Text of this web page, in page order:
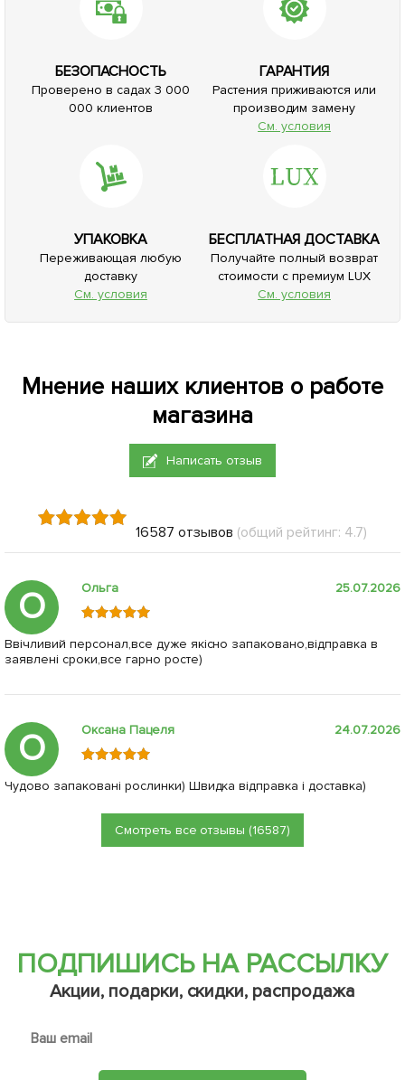
БЕЗОПАСНОСТЬ
Проверено в садах 3 000
000 клиентов
ГАРАНТИЯ
Растения приживаются или
производим замену
См. условия
УПАКОВКА
Переживающая любую
доставку
См. условия
БЕСПЛАТНАЯ ДОСТАВКА
Получайте полный возврат
стоимости с премиум LUX
См. условия
Мнение наших клиентов о работе
магазина
Написать отзыв
16587 отзывов (общий рейтинг: 4.7)
О Ольга 25.07.2026
Ввічливий персонал,все дуже якісно запаковано,відправка в
заявлені сроки,все гарно росте)
О Оксана Пацеля 24.07.2026
Чудово запаковані рослинки) Швидка відправка і доставка)
Смотреть все отзывы (16587)
ПОДПИШИСЬ НА РАССЫЛКУ
Акции, подарки, скидки, распродажа